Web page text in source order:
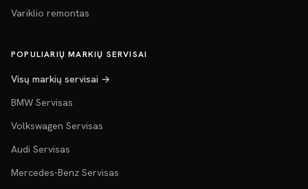
Variklio remontas
POPULIARIŲ MARKIŲ SERVISAI
Visų markių servisai →
BMW Servisas
Volkswagen Servisas
Audi Servisas
Mercedes-Benz Servisas